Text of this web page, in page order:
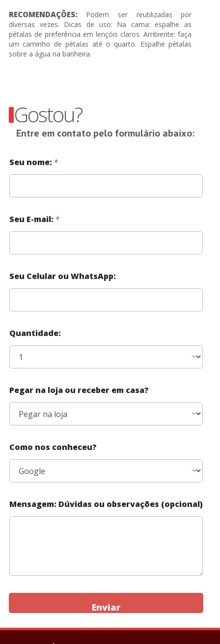
RECOMENDAÇÕES: Podem ser reutilizadas por
diversas vezes. Dicas de uso: Na cama: espalhe as
pétalas de preferência em lençóis claros. Ambiente: faça
um caminho de pétalas até o quarto. Espalhe pétalas
sobre a água na banheira.
Gostou?
Entre em contato pelo formulário abaixo:
Seu nome: *
Seu E-mail: *
Seu Celular ou WhatsApp:
Quantidade:
Pegar na loja ou receber em casa?
Como nos conheceu?
Mensagem: Dúvidas ou observações (opcional)
Enviar